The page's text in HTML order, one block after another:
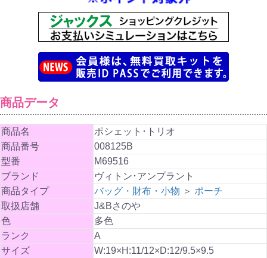
商品データ
商品名
ポシェット･トリオ
商品番号
008125B
型番
M69516
ブランド
ヴィトン･アンプラント
商品タイプ
バッグ・財布・小物 ＞ ポーチ
取扱店舗
J&Bさのや
色
多色
ランク
A
サイズ
W:19×H:11/12×D:12/9.5×9.5